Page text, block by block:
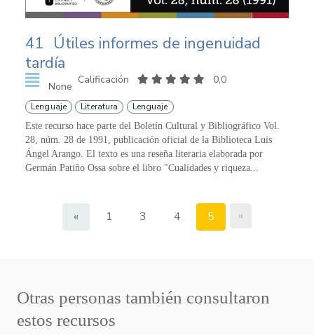
41 Útiles informes de ingenuidad
tardía
None
Calificación 0,0
Lenguaje Literatura Lenguaje
Este recurso hace parte del Boletín Cultural y Bibliográfico Vol.
28, núm. 28 de 1991, publicación oficial de la Biblioteca Luis
Ángel Arango. El texto es una reseña literaria elaborada por
Germán Patiño Ossa sobre el libro "Cualidades y riqueza...
« 1 3 4 5 »
Otras personas también consultaron
estos recursos